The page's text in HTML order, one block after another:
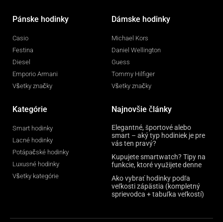
Pánske hodinky
Casio
Festina
Diesel
Emporio Armani
Všetky značky
Dámske hodinky
Michael Kors
Daniel Wellington
Guess
Tommy Hilfiger
Všetky značky
Kategórie
Smart hodinky
Lacné hodinky
Potápačské hodinky
Luxusné hodinky
Všetky kategórie
Najnovšie články
Elegantné, športové alebo
smart – aký typ hodiniek je pre
vás ten pravý?
Kupujete smartwatch? Tipy na
funkcie, ktoré využijete denne
Ako vybrať hodinky podľa
veľkosti zápästia (kompletný
sprievodca + tabuľka veľkostí)